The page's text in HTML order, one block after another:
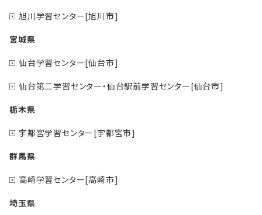
旭川学習センター[旭川市]
宮城県
仙台学習センター[仙台市]
仙台第二学習センター・仙台駅前学習センター[仙台市]
栃木県
宇都宮学習センター[宇都宮市]
群馬県
高崎学習センター[高崎市]
埼玉県